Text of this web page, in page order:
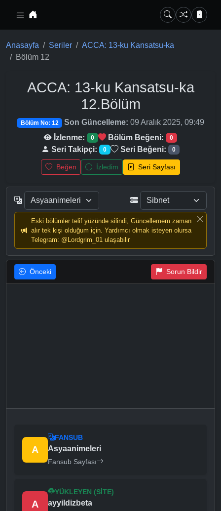
Anasayfa Seriler
ACCA: 13-ku Kansatsu-ka
Bölüm 12
ACCA: 13-ku Kansatsu-ka
12.Bölüm
Bölüm No: 12 Son Güncelleme: 09 Aralık 2025, 09:49
İzlenme:
0 Bölüm Beğeni: 0
Seri Takipçi: 0 Seri Beğeni: 0
Beğen İzledim Seri Sayfası
Eski bölümler telif yüzünde silindi, Güncellemem zaman
alır tek kişi olduğum için. Yardımcı olmak isteyen olursa
Telegram: @Lordgrim_01 ulaşabilir
Önceki Sorun Bildir
A
FANSUB
Asyaanimeleri
Fansub Sayfası
A
YÜKLEYEN (SITE)
ayyildizbeta